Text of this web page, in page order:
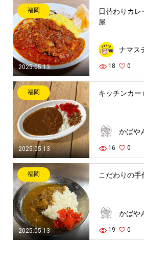
2025.05.13
福岡
日替わりカ
屋
18 0
2025.05.13
福岡 キッチンカー
16 0
2025.05.13
福岡 こだわりの手
19 0